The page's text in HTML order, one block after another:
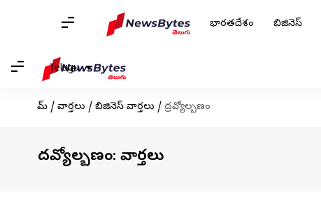
భారతదేశం బిజినెస్
Telugu
హోమ్ / వార్తలు / బిజినెస్ వార్తలు / ద్రవ్యోల్బణం
ద్రవ్యోల్బణం: వార్తలు